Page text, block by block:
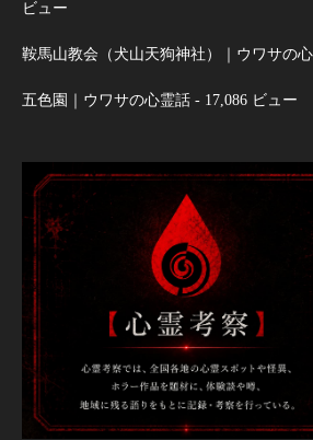
ビュー
鞍馬山教会（犬山天狗神社）｜ウワサの
五色園｜ウワサの心霊話 - 17,086 ビュー